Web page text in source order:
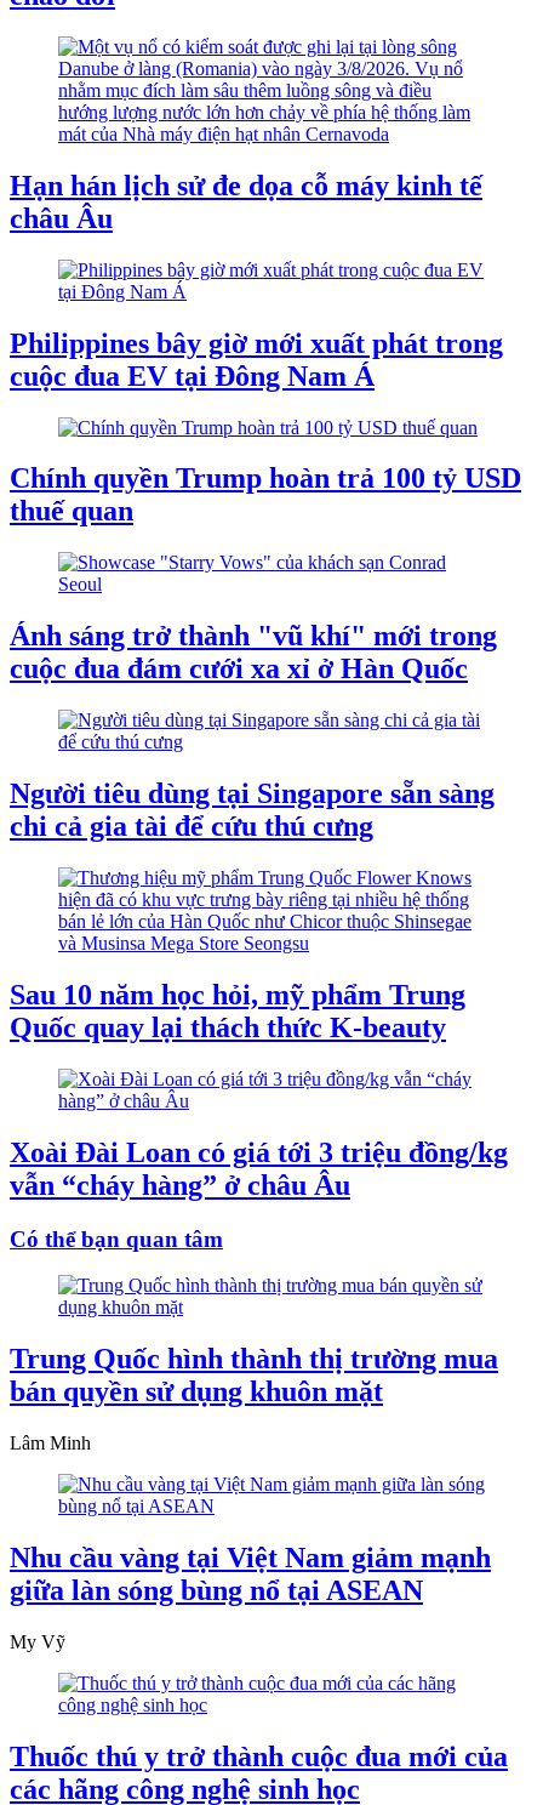
Hạn hán lịch sử đe dọa cỗ máy kinh tế
châu Âu
Philippines bây giờ mới xuất phát trong
cuộc đua EV tại Đông Nam Á
Chính quyền Trump hoàn trả 100 tỷ USD
thuế quan
Ánh sáng trở thành "vũ khí" mới trong
cuộc đua đám cưới xa xỉ ở Hàn Quốc
Người tiêu dùng tại Singapore sẵn sàng
chi cả gia tài để cứu thú cưng
Sau 10 năm học hỏi, mỹ phẩm Trung
Quốc quay lại thách thức K-beauty
Xoài Đài Loan có giá tới 3 triệu đồng/kg
vẫn “cháy hàng” ở châu Âu
Có thể bạn quan tâm
Trung Quốc hình thành thị trường mua
bán quyền sử dụng khuôn mặt
Lâm Minh
Nhu cầu vàng tại Việt Nam giảm mạnh
giữa làn sóng bùng nổ tại ASEAN
My Vỹ
Thuốc thú y trở thành cuộc đua mới của
các hãng công nghệ sinh học